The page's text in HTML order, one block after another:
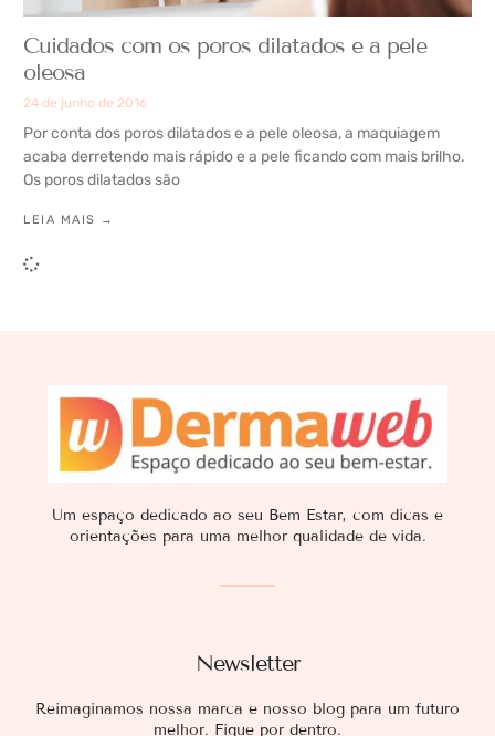
Cuidados com os poros dilatados e a pele
oleosa
24 de junho de 2016
Por conta dos poros dilatados e a pele oleosa, a maquiagem
acaba derretendo mais rápido e a pele ficando com mais brilho.
Os poros dilatados são
LEIA MAIS →
Newsletter
Reimaginamos nossa marca e nosso blog para um futuro
melhor. Fique por dentro.
Um espaço dedicado ao seu Bem Estar, com dicas e
orientações para uma melhor qualidade de vida.